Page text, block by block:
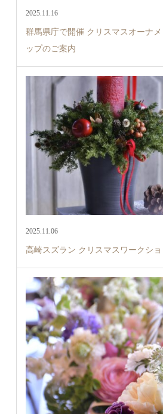
2025.11.16
群馬県庁で開催 クリスマスオーナ
ップのご案内
2025.11.06
高崎スズラン クリスマスワークシ